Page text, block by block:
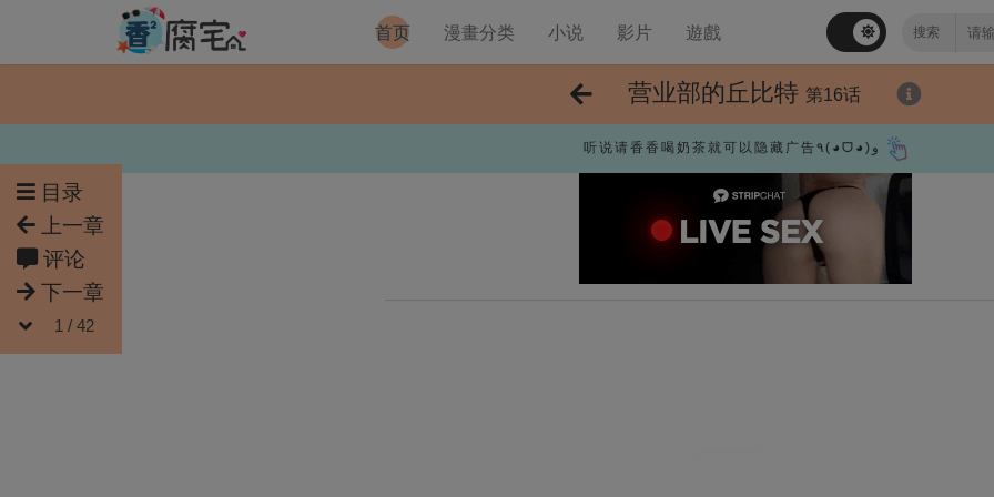
首页 漫畫分类 小说 影片 遊戲
营业部的丘比特 第16话
目录
上一章
评论
下一章